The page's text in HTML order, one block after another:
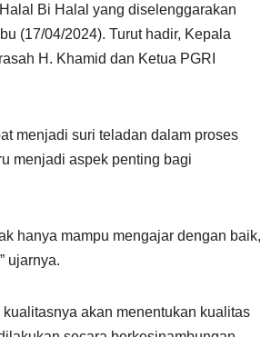
Bi Halal yang diselenggarakan
(17/04/2024). Turut hadir, Kepala
H. Khamid dan Ketua PGRI
menjadi suri teladan dalam proses
menjadi aspek penting bagi
hanya mampu mengajar dengan baik,
ujarnya.
akan menentukan kualitas